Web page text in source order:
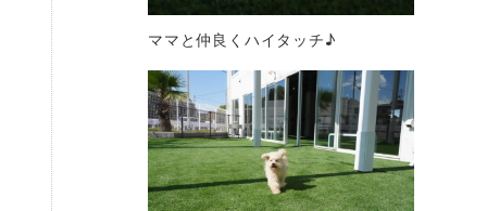
ママと仲良くハイタッチ♪